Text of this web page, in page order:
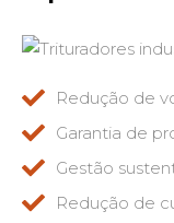
Redução de
Garantia de
Gestão
Redução de